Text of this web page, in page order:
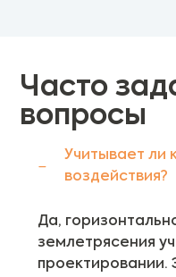
Часто
вопросы
Учитывает ли
воздействия?
Да,
землетрясения
проектировании.